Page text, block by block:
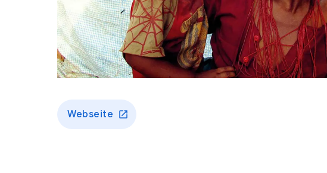
Webseite